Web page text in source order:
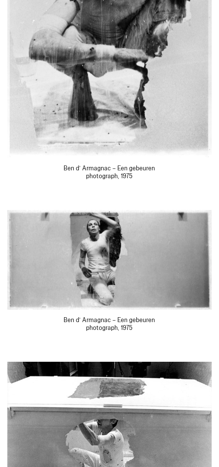
Ben d’ Armagnac – Een gebeuren
photograph, 1975
Ben d’ Armagnac – Een gebeuren
photograph, 1975